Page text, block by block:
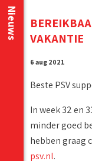
Nieuws
VAKANTIE
6 aug 2021
Beste PSV
In week 32 en
minder goed
hebben graag
psv.nl.